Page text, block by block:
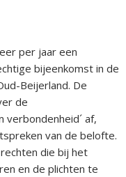
per jaar een
bijeenkomst in de
Beijerland. De
de
verbondenheid´ af,
van de belofte.
die bij het
en de plichten te